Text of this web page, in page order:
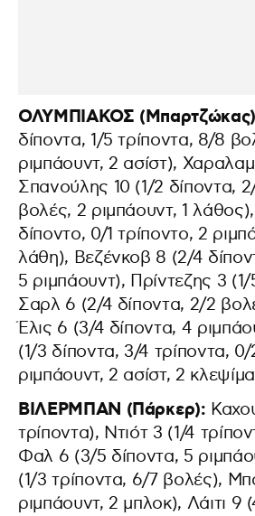
ΟΛΥΜΠΙΑΚΟΣ
δίποντα, 1/5 τρίποντα, 8/8
ριμπάουντ, 2 ασίστ),
Σπανούλης 10 (1/2 δίποντα,
βολές, 2 ριμπάουντ, 1
δίποντο, 0/1 τρίποντο, 2
λάθη), Βεζένκοβ 8 (2/4
5 ριμπάουντ), Πρίντεζης 3
Σαρλ 6 (2/4 δίποντα, 2/2
Έλις 6 (3/4 δίποντα, 4
(1/3 δίποντα, 3/4 τρίποντα,
ριμπάουντ, 2 ασίστ, 2
ΒΙΛΕΡΜΠΑΝ (Πάρκερ):
τρίποντα), Ντιότ 3 (1/4
Φαλ 6 (3/5 δίποντα, 5
(1/3 τρίποντα, 6/7 βολές),
ριμπάουντ, 2 μπλοκ), Λάιτι 9